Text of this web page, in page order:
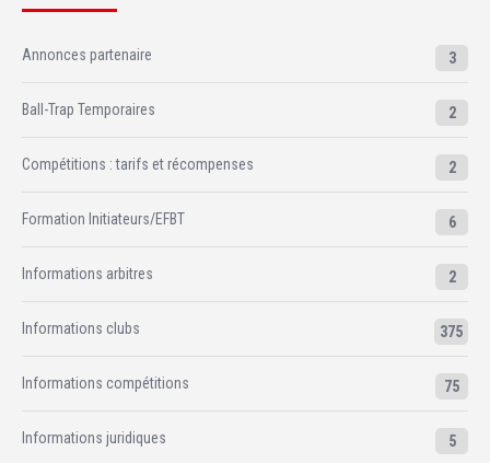
Annonces partenaire 3
Ball-Trap Temporaires 2
Compétitions : tarifs et récompenses 2
Formation Initiateurs/EFBT 6
Informations arbitres 2
Informations clubs 375
Informations compétitions 75
Informations juridiques 5